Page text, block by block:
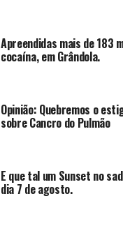
Apreendidas mais de 183
cocaína, em Grândola.
Opinião: Quebremos o
sobre Cancro do Pulmão
E que tal um Sunset no
dia 7 de agosto.